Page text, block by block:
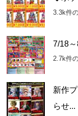
イ
ブ
3.3k件
7/18
2.7k件
新作
らせ...